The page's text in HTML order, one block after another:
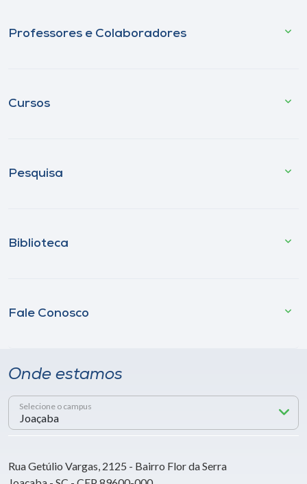
Professores e Colaboradores
Cursos
Pesquisa
Biblioteca
Fale Conosco
Onde estamos
Selecione o campus
Rua Getúlio Vargas, 2125 - Bairro Flor da Serra